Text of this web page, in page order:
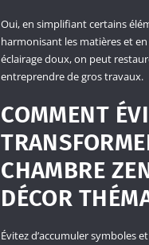
Oui, en simplifiant certains
harmonisant les matières et
éclairage doux, on peut
entreprendre de gros travaux.
COMMENT
CHAMBRE
DÉCOR
Évitez d’accumuler symboles